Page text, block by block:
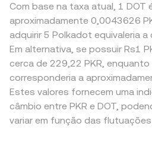
Com base na taxa atual, 1 DOT
aproximadamente 0,0043626
adquirir 5 Polkadot equivaleria
Em alternativa, se possuir Rs1
cerca de 229,22 PKR, enquanto
corresponderia a
Estes valores fornecem uma
câmbio entre PKR e DOT,
variar em função das